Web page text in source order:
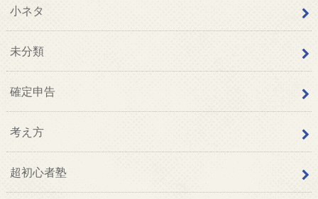
小ネタ
未分類
確定申告
考え方
超初心者塾